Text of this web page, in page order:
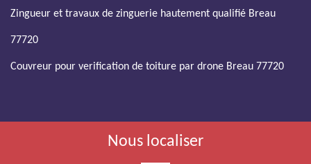
Zingueur et travaux de zinguerie hautement qualifié Breau
77720
Couvreur pour verification de toiture par drone Breau 77720
Nous localiser